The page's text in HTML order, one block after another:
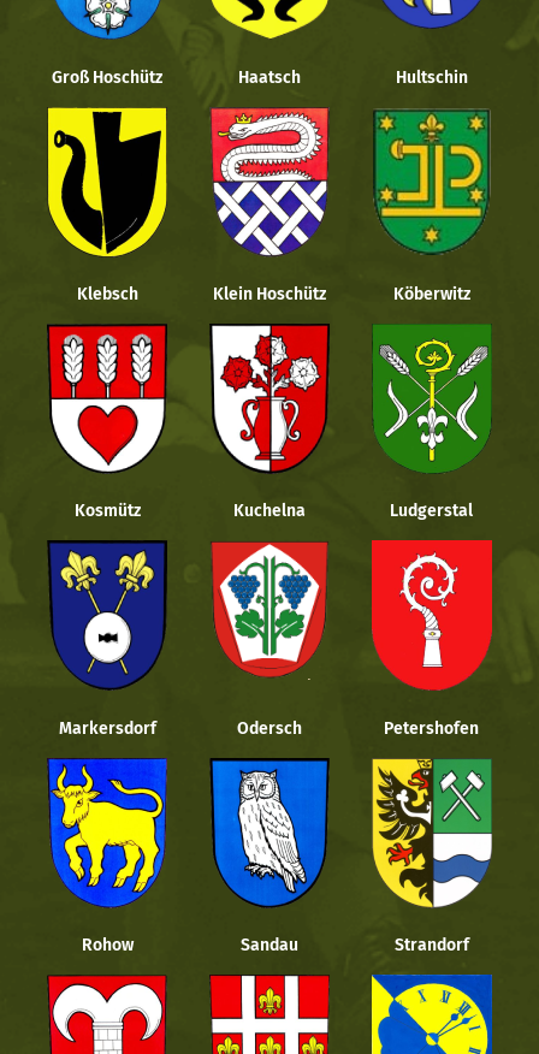
Groß Hoschütz Haatsch Hultschin
Klebsch Klein Hoschütz Köberwitz
Kosmütz Kuchelna Ludgerstal
Markersdorf Odersch Petershofen
Rohow Sandau Strandorf